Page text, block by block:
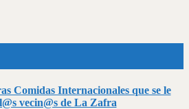
Comidas Internacionales que se le
vecin@s de La Zafra